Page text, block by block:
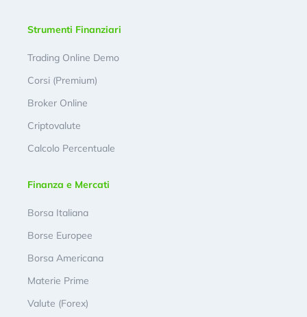
Strumenti Finanziari
Trading Online Demo
Corsi (Premium)
Broker Online
Criptovalute
Calcolo Percentuale
Finanza e Mercati
Borsa Italiana
Borse Europee
Borsa Americana
Materie Prime
Valute (Forex)